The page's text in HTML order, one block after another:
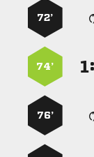
72’
:
74’
76’